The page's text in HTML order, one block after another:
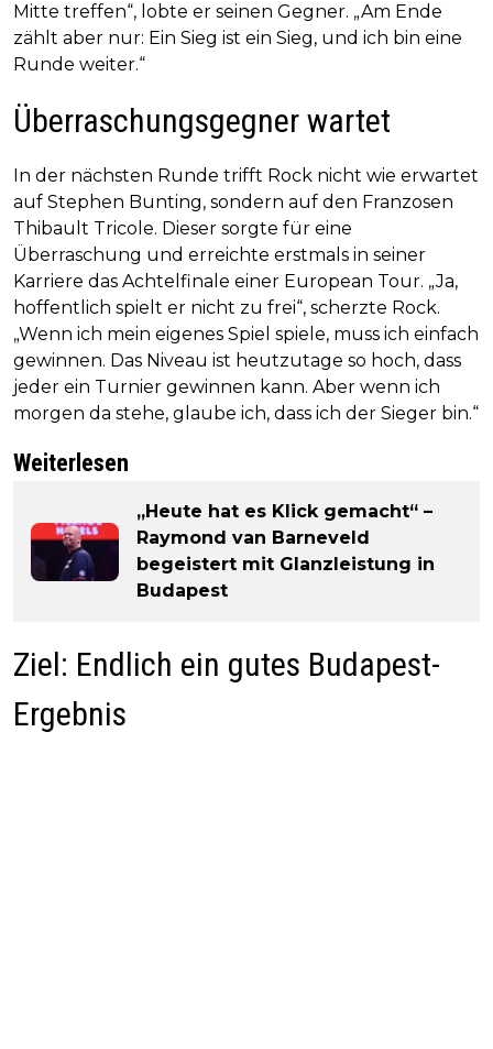
Mitte treffen“, lobte er seinen Gegner. „Am Ende
zählt aber nur: Ein Sieg ist ein Sieg, und ich bin eine
Runde weiter.“
Überraschungsgegner wartet
In der nächsten Runde trifft Rock nicht wie erwartet
auf Stephen Bunting, sondern auf den Franzosen
Thibault Tricole. Dieser sorgte für eine
Überraschung und erreichte erstmals in seiner
Karriere das Achtelfinale einer European Tour. „Ja,
hoffentlich spielt er nicht zu frei“, scherzte Rock.
„Wenn ich mein eigenes Spiel spiele, muss ich einfach
gewinnen. Das Niveau ist heutzutage so hoch, dass
jeder ein Turnier gewinnen kann. Aber wenn ich
morgen da stehe, glaube ich, dass ich der Sieger bin.“
Weiterlesen
„Heute hat es Klick gemacht“ –
Raymond van Barneveld
begeistert mit Glanzleistung in
Budapest
Ziel: Endlich ein gutes Budapest-
Ergebnis